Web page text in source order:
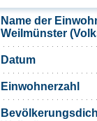
Name der
Weilmünster
Datum
Einwohnerzahl